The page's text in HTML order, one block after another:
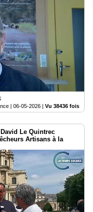
| 06-05-2026 | Vu 38436 fois
Le Quintrec
Artisans à la